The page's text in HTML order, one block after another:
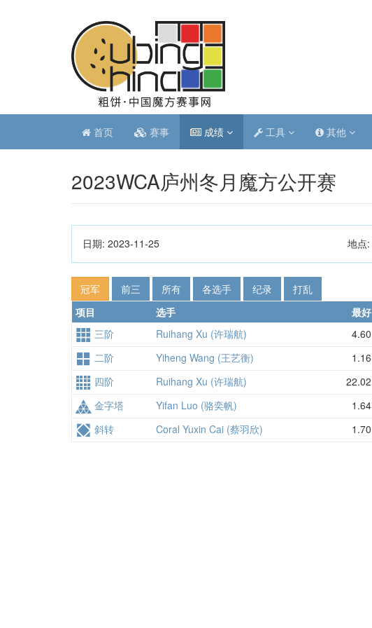
首页 赛事 成绩 工具 其他
2023WCA庐州冬月魔方公开赛
日期: 2023-11-25 地点:
冠军 前三 所有 各选手 纪录
打乱
项目
选手 最好
三阶
Ruihang Xu (许瑞航) 4.60
二阶 Yiheng Wang (王艺衡) 1.16
四阶 Ruihang Xu (许瑞航) 22.02
金字塔 Yifan Luo (骆奕帆) 1.64
斜转 Coral Yuxin Cai (蔡羽欣) 1.70